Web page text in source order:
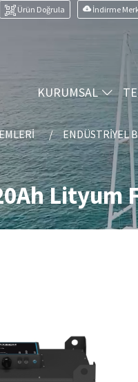
Ürün Doğrula İndirme
KURUMSAL
ENDÜSTRIYEL